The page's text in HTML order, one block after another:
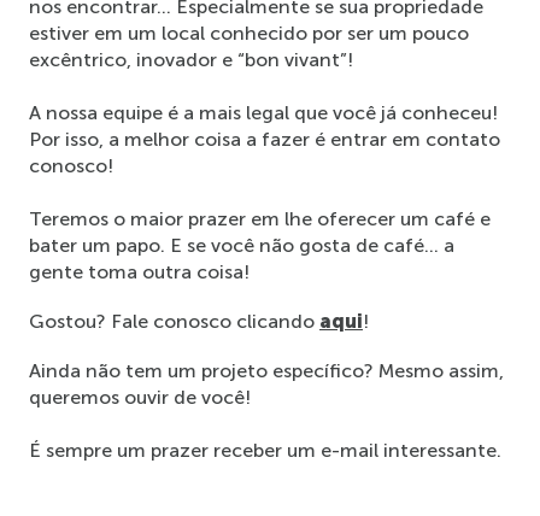
nos encontrar… Especialmente se sua propriedade
estiver em um local conhecido por ser um pouco
excêntrico, inovador e “bon vivant”!
A nossa equipe é a mais legal que você já conheceu!
Por isso, a melhor coisa a fazer é entrar em contato
conosco!
Teremos o maior prazer em lhe oferecer um café e
bater um papo. E se você não gosta de café… a
gente toma outra coisa!
Gostou? Fale conosco clicando aqui!
Ainda não tem um projeto específico? Mesmo assim,
queremos ouvir de você!
É sempre um prazer receber um e-mail interessante.